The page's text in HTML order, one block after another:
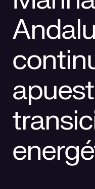
Prensa
Responsabilidad social
Smart Solutions
Comercialización
Recursos
Casos de éxito
Media